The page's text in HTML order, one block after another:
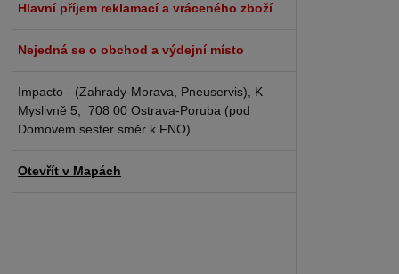
Hlavní příjem reklamací a vráceného zboží
Nejedná se o obchod a výdejní místo
Impacto - (Zahrady-Morava, Pneuservis), K
Myslivně 5, 708 00 Ostrava-Poruba (pod
Domovem sester směr k FNO)
Otevřít v Mapách